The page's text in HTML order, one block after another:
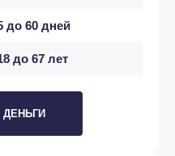
до 60 дней
до 67 лет